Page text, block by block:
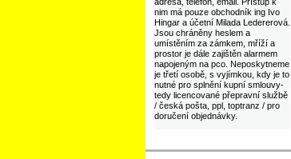
nim má pouze obchodník ing Ivo
Hingar a účetní Milada Ledererová.
Jsou chráněny heslem a
umístěním za zámkem, mříží a
prostor je dále zajištěn alarmem
napojeným na pco. Neposkytneme
je třetí osobě, s vyjímkou, kdy je to
nutné pro splnění kupní smlouvy-
tedy licencované přepravní službě
/ česká pošta, ppl, toptranz / pro
doručení objednávky.